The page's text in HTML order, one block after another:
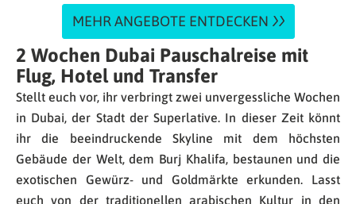
MEHR ANGEBOTE ENTDECKEN
2 Wochen Dubai Pauschalreise mit
Flug, Hotel und Transfer
Stellt euch vor, ihr verbringt zwei unvergessliche Wochen
in Dubai, der Stadt der Superlative. In dieser Zeit könnt
ihr die beeindruckende Skyline mit dem höchsten
Gebäude der Welt, dem Burj Khalifa, bestaunen und die
exotischen Gewürz- und Goldmärkte erkunden. Lasst
euch von der traditionellen arabischen Kultur in den